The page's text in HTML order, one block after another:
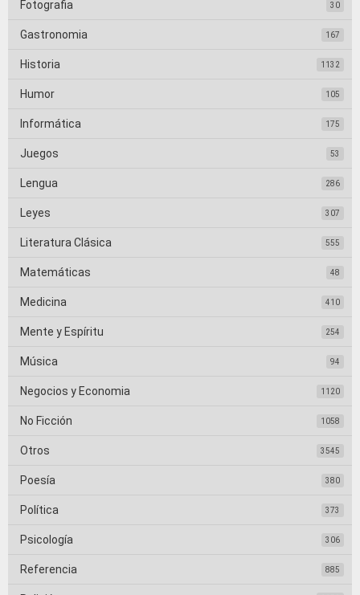
Fotografia 30
Gastronomia 167
Historia 1132
Humor 105
Informática 175
Juegos 53
Lengua 286
Leyes 307
Literatura Clásica 555
Matemáticas 48
Medicina 410
Mente y Espíritu 254
Música 94
Negocios y Economia 1120
No Ficción 1058
Otros 3545
Poesía 380
Política 373
Psicología 306
Referencia 885